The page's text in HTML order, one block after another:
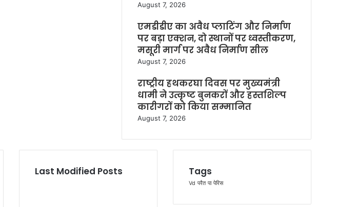
August 7, 2026
एमडीडीए का अवैध प्लाटिंग और निर्माण
पर बड़ा एक्शन, दो स्थानों पर ध्वस्तीकरण,
मसूरी मार्ग पर अवैध निर्माण सील
August 7, 2026
राष्ट्रीय हथकरघा दिवस पर मुख्यमंत्री
धामी ने उत्कृष्ट बुनकरों और हस्तशिल्प
कारीगरों को किया सम्मानित
August 7, 2026
Last Modified Posts Tags
Vd परैत पा पेरिस